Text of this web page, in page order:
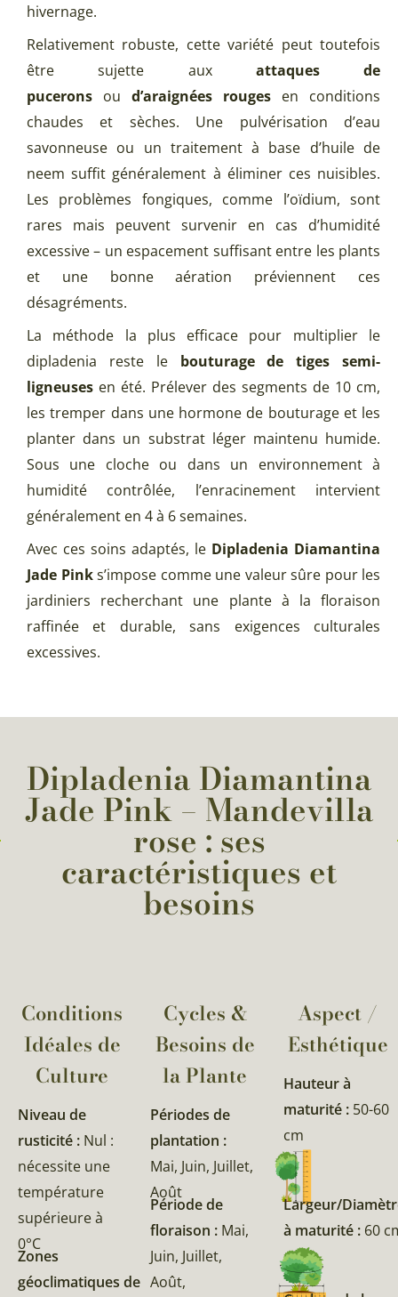
hivernage.
Relativement robuste, cette variété peut toutefois
être sujette aux attaques de
pucerons ou d’araignées rouges en conditions
chaudes et sèches. Une pulvérisation d’eau
savonneuse ou un traitement à base d’huile de
neem suffit généralement à éliminer ces nuisibles.
Les problèmes fongiques, comme l’oïdium, sont
rares mais peuvent survenir en cas d’humidité
excessive – un espacement suffisant entre les plants
et une bonne aération préviennent ces
désagréments.
La méthode la plus efficace pour multiplier le
dipladenia reste le bouturage de tiges semi-
ligneuses en été. Prélever des segments de 10 cm,
les tremper dans une hormone de bouturage et les
planter dans un substrat léger maintenu humide.
Sous une cloche ou dans un environnement à
humidité contrôlée, l’enracinement intervient
généralement en 4 à 6 semaines.
Avec ces soins adaptés, le Dipladenia Diamantina
Jade Pinks’impose comme une valeur sûre pour les
jardiniers recherchant une plante à la floraison
raffinée et durable, sans exigences culturales
excessives.
Dipladenia Diamantina
Jade Pink – Mandevilla
rose : ses
caractéristiques et
besoins
Conditions
Idéales de
Culture
Niveau de
rusticité : Nul :
nécessite une
température
supérieure à
0°C
Zones
géoclimatiques de
Cycles &
Besoins de
la Plante​
Périodes de
plantation :
Mai, Juin, Juillet,
Août
Période de
floraison : Mai,
Juin, Juillet,
Août,
Aspect /
Esthétique
Hauteur à
maturité : 50-60
cm
Largeur/
à maturité : 60